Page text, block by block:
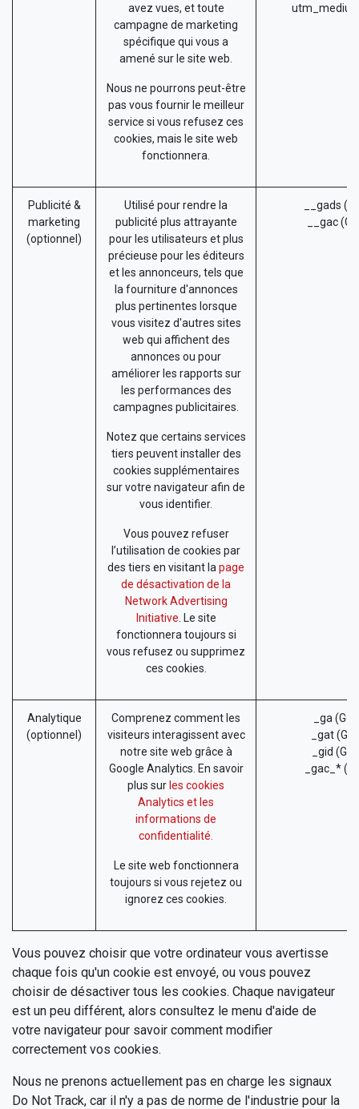
avez vues, et toute
campagne de marketing
spécifique qui vous a
amené sur le site web.
Nous ne pourrons peut-être
pas vous fournir le meilleur
service si vous refusez ces
cookies, mais le site web
fonctionnera.
Publicité &
marketing
(optionnel)
Utilisé pour rendre la
publicité plus attrayante
pour les utilisateurs et plus
précieuse pour les éditeurs
et les annonceurs, tels que
la fourniture d'annonces
plus pertinentes lorsque
vous visitez d'autres sites
web qui affichent des
annonces ou pour
améliorer les rapports sur
les performances des
campagnes publicitaires.
Notez que certains services
tiers peuvent installer des
cookies supplémentaires
sur votre navigateur afin de
vous identifier.
Vous pouvez refuser
l’utilisation de cookies par
des tiers en visitant la page
de désactivation de la
Network Advertising
Initiative . Le site
fonctionnera toujours si
vous refusez ou supprimez
ces cookies.
__gads
__gac
Analytique
(optionnel)
Comprenez comment les
visiteurs interagissent avec
notre site web grâce à
Google Analytics. En savoir
plus sur les cookies
Analytics et les
informations de
confidentialité.
Le site web fonctionnera
toujours si vous rejetez ou
ignorez ces cookies.
_ga
_gat
_gid
_gac_*
Vous pouvez choisir que votre ordinateur vous avertisse
chaque fois qu'un cookie est envoyé, ou vous pouvez
choisir de désactiver tous les cookies. Chaque navigateur
est un peu différent, alors consultez le menu d'aide de
votre navigateur pour savoir comment modifier
correctement vos cookies.
Nous ne prenons actuellement pas en charge les signaux
Do Not Track, car il n'y a pas de norme de l'industrie pour la